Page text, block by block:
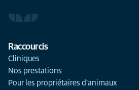
Raccourcis
Cliniques
Nos prestations
Pour les propriétaires d'animaux